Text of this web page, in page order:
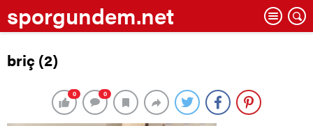
sporgundem.net
briç (2)
0 0